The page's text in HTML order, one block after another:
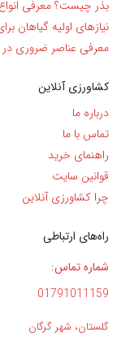
بذر چیست؟ معرفی
نیاز‌های اولیه گیاهان
معرفی عناصر ضروری در
کشاورزی آنلاین
درباره ما
تماس با ما
راهنمای خرید
قوانین سایت
چرا کشاورزی آنلاین
راه‌های ارتباطی
شماره تماس:
01791011159
گلستان، شهر گرگان